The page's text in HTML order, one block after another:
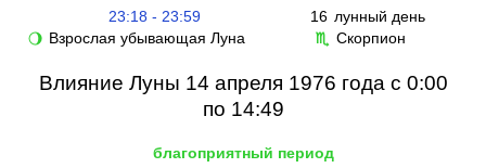
23:18 - 23:59 16 лунный день
🌖 Взрослая убывающая Луна ♏ Скорпион
Влияние Луны 14 апреля 1976 года с 0:00
по 14:49
благоприятный период